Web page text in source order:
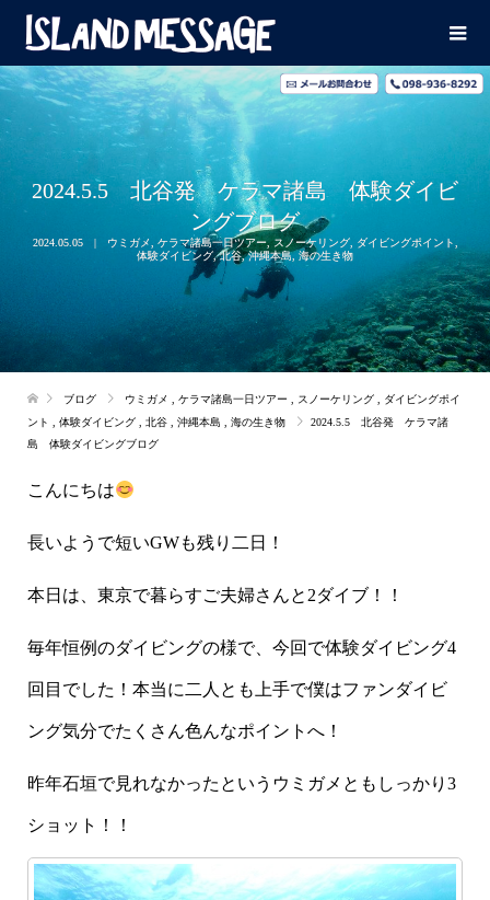
2024.5.5 北谷発 ケラマ諸島 体験ダイビ
ングブログ
2024.05.05 ウミガメ ケラマ諸島一日ツアー, スノーケリング, ダイビングポイント
体験ダイビング,北谷,沖縄本島,海の生き物
ブログ ウミガメ ケラマ諸島一日ツアー スノーケリング
ダイビングポイ
ント
体験ダイビング 北谷 沖縄本島 海の生き物
2024.5.5 北谷発 ケラマ諸
島 体験ダイビングブログ
こんにちは
長いようで短いGWも残り二日！
本日は、東京で暮らすご夫婦さんと2ダイブ！！
毎年恒例のダイビングの様で、今回で体験ダイビング4
回目でした！本当に二人とも上手で僕はファンダイビ
ング気分でたくさん色んなポイントへ！
昨年石垣で見れなかったというウミガメともしっかり3
ショット！！